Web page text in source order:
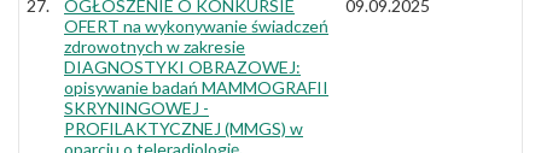
27.
OGŁOSZENIE O KONKURSIE
OFERT na wykonywanie świadczeń
zdrowotnych w zakresie
DIAGNOSTYKI OBRAZOWEJ:
opisywanie badań MAMMOGRAFII
SKRYNINGOWEJ -
PROFILAKTYCZNEJ (MMGS) w
09.09.2025